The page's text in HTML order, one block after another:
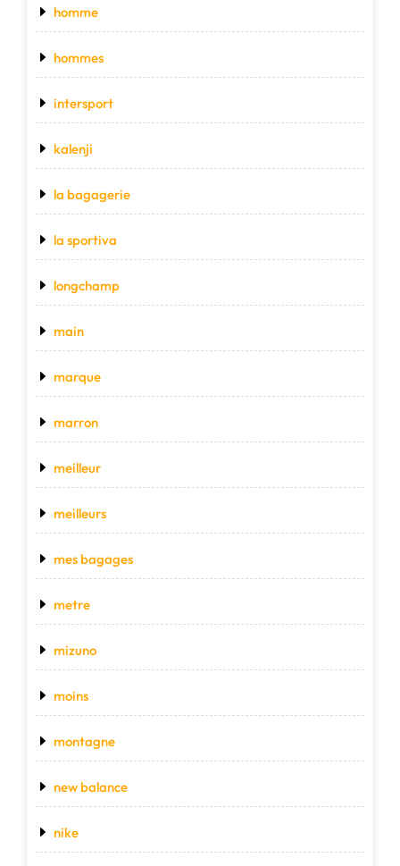
homme
hommes
intersport
kalenji
la bagagerie
la sportiva
longchamp
main
marque
marron
meilleur
meilleurs
mes bagages
metre
mizuno
moins
montagne
new balance
nike